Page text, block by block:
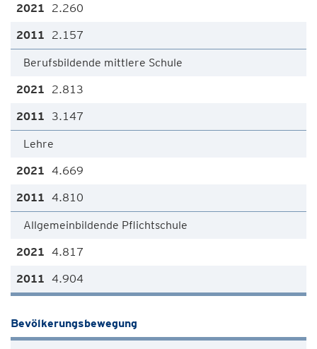
2.260
2.157
Berufsbildende mittlere Schule
2.813
3.147
Lehre
4.669
4.810
Allgemeinbildende Pflichtschule
4.817
4.904
Bevölkerungsbewegung